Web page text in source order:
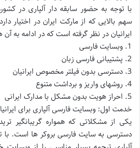
سهم بالایی که از مارکت ایران در اختیار
ایرانیان در نظر گرفته است که در ادامه به
1. وبسایت فارسی
2. پشتیبانی فارسی زبان
3. دسترسی بدون فیلتر مخصوص ایرانیان
4. روشهای واریز و برداشت متنوع
5. احراز هویت بدون مشکل با مدارک ایرانی
خدمت اول: وبسایت فارسی آلپاری برای
یکی از مشکلاتی که همواره گریبانگیر
دسترسی به سایت فارسی بروکر ها است. با